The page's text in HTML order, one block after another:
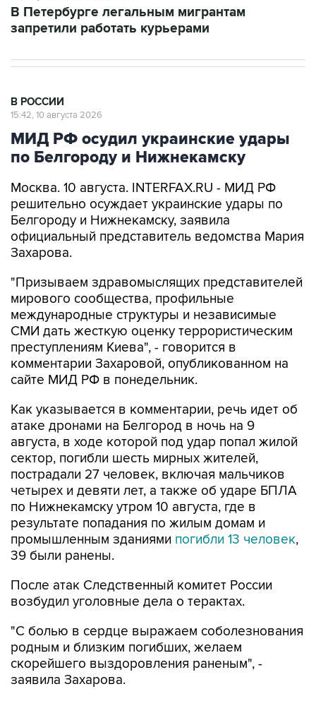
В Петербурге легальным мигрантам
запретили работать курьерами
В РОССИИ
15:42, 10 августа 2026
МИД РФ осудил украинские удары
по Белгороду и Нижнекамску
Москва. 10 августа. INTERFAX.RU - МИД РФ
решительно осуждает украинские удары по
Белгороду и Нижнекамску, заявила
официальный представитель ведомства Мария
Захарова.
"Призываем здравомыслящих представителей
мирового сообщества, профильные
международные структуры и независимые
СМИ дать жесткую оценку террористическим
преступлениям Киева", - говорится в
комментарии Захаровой, опубликованном на
сайте МИД РФ в понедельник.
Как указывается в комментарии, речь идет об
атаке дронами на Белгород в ночь на 9
августа, в ходе которой под удар попал жилой
сектор, погибли шесть мирных жителей,
пострадали 27 человек, включая мальчиков
четырех и девяти лет, а также об ударе БПЛА
по Нижнекамску утром 10 августа, где в
результате попадания по жилым домам и
промышленным зданиями погибли 13 человек,
39 были ранены.
После атак Следственный комитет России
возбудил уголовные дела о терактах.
"С болью в сердце выражаем соболезнования
родным и близким погибших, желаем
скорейшего выздоровления раненым", -
заявила Захарова.